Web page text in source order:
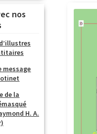
nos
message
de la
H. A.